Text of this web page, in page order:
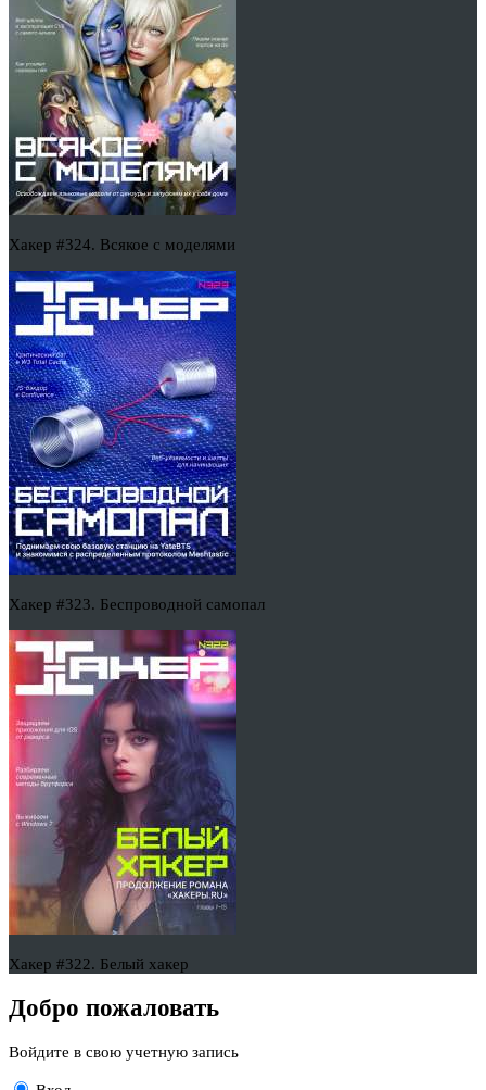
Хакер #324. Всякое с моделями
Хакер #323. Беспроводной самопал
Хакер #322. Белый хакер
Добро пожаловать
Войдите в свою учетную запись